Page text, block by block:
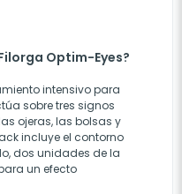
Optim-Eyes?
intensivo para
sobre tres signos
ojeras, las bolsas y
incluye el contorno
dos unidades de la
un efecto